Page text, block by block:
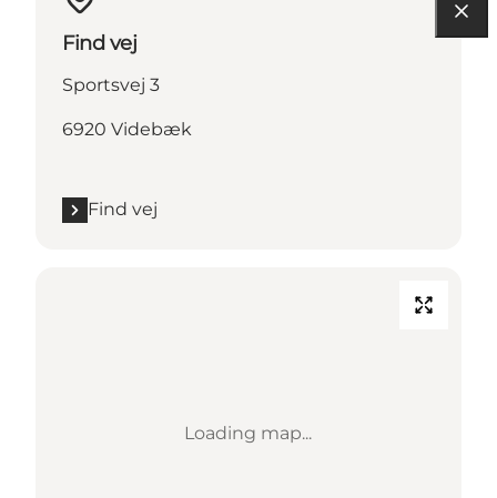
Find vej
Sportsvej 3
6920 Videbæk
Find vej
Loading map...